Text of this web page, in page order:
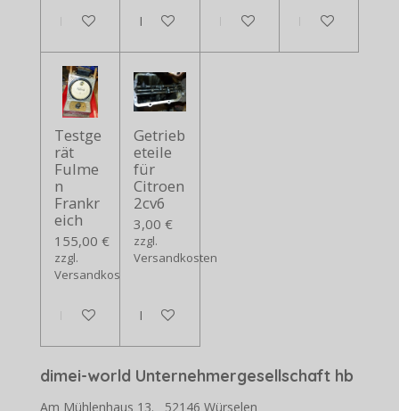
In den WarenkorbIn den WarenkorbIn den Warenkorb
In den
Testge
rät
Fulme
n
Frankr
eich
155,00 €
zzgl.
Versandkosten
In den Warenkorb
Getrieb
eteile
für
Citroen
2cv6
3,00 €
zzgl.
Versandkosten
In den Warenkorb
dimei-world Unternehmergesellschaft hb
Am Mühlenhaus 13. 52146 Würselen